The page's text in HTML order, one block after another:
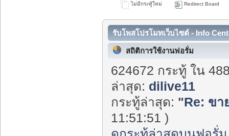
ไม่มีกระทู้ใหม่ Redirect Board
รับโพสโปรโมทเว็บไซต์ - Info
สถิติการใช้งานฟอรั่ม
624672 กระทู้ ใน
ล่าสุด: dilive11
กระทู้ล่าสุด: "Re: ขา
11:51:51 )